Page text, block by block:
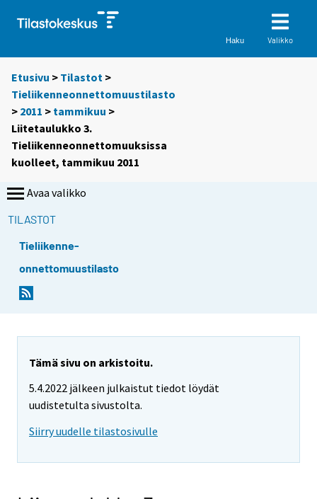
Haku Valikko
Etusivu > Tilastot >
Tieliikenneonnettomuustilasto
> 2011 > tammikuu >
Liitetaulukko 3.
Tieliikenneonnettomuuksissa
kuolleet, tammikuu 2011
Avaa valikko
TILASTOT
Tieliikenne-
onnettomuustilasto
Tämä sivu on arkistoitu.
5.4.2022 jälkeen julkaistut tiedot löydät
uudistetulta sivustolta.
Siirry uudelle tilastosivulle